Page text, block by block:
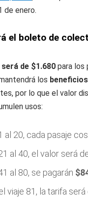
de enero.
el boleto de
de $1.680 para los
los beneficios
por lo que el valor
usos:
al 20, cada pasaje
al 40, el valor será
al 80, se pagarán
viaje 81, la tarifa será